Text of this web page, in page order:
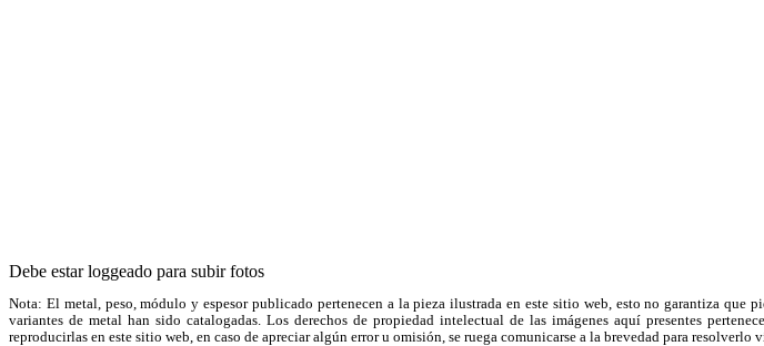
Debe estar loggeado para subir fotos
Nota: El metal, peso, módulo y espesor publicado pertenecen a la pieza ilustrada en este sitio web, esto no garantiza que
variantes de metal han sido catalogadas. Los derechos de propiedad intelectual de las imágenes aquí presentes
reproducirlas en este sitio web, en caso de apreciar algún error u omisión, se ruega comunicarse a la brevedad para resolverlo